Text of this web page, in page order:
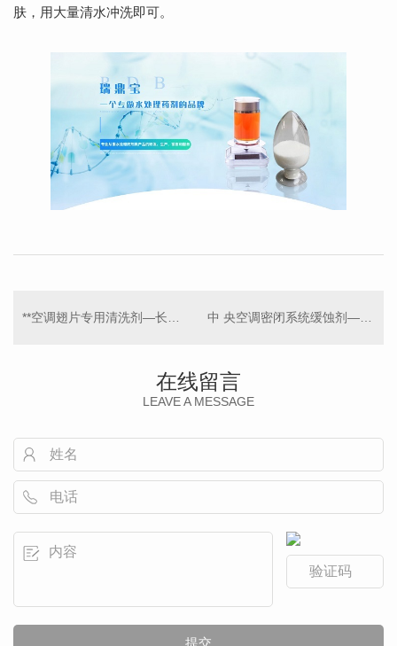
肤，用大量清水冲洗即可。
在线留言
LEAVE A MESSAGE